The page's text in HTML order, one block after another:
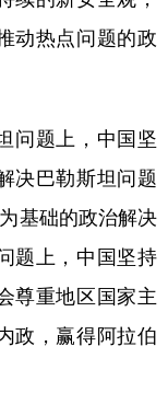
动热点问题的政
题上，中国坚
决巴勒斯坦问题
基础的政治解决
题上，中国坚持
尊重地区国家主
政，赢得阿拉伯